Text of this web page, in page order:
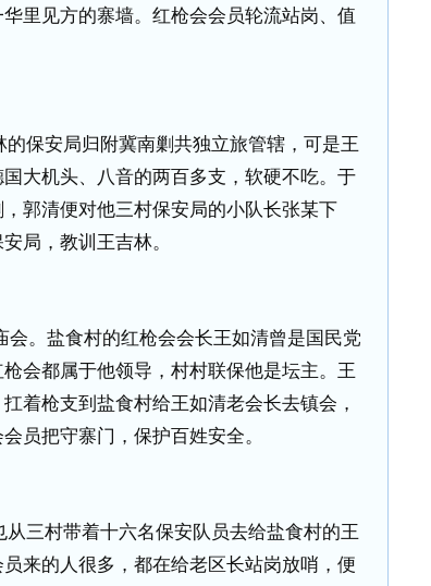
里见方的寨墙。红枪会会员轮流站岗、值
保安局归附冀南剿共独立旅管辖，可是王
大机头、八音的两百多支，软硬不吃。于
郭清便对他三村保安局的小队长张某下
局，教训王吉林。
。盐食村的红枪会会长王如清曾是国民党
会都属于他领导，村村联保他是坛主。王
着枪支到盐食村给王如清老会长去镇会，
员把守寨门，保护百姓安全。
三村带着十六名保安队员去给盐食村的王
来的人很多，都在给老区长站岗放哨，便